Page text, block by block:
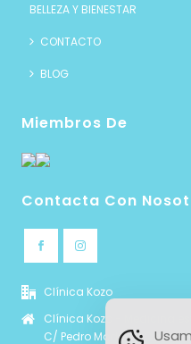
BELLEZA Y BIENESTAR
CONTACTO
BLOG
Miembros De
Contacta Con
Clínica Kozo
Clínica Kozo - Medicina
C/ Pedro Modesto